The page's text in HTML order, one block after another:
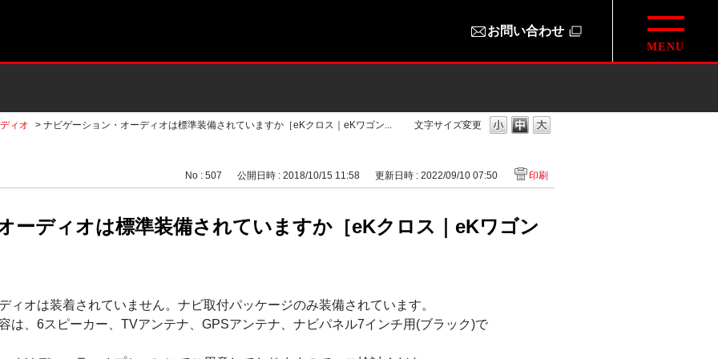
お問い合わせ
文字サイズ変更
ィオ > ナビゲーション・オーディオは標準装備されていますか［eKクロス｜eKワゴン...
No : 507 公開日時 : 2018/10/15 11:58 更新日時 : 2022/09/10 07:50 印刷
ーディオは標準装備されていますか［eKクロス｜eKワゴン
ィオは装着されていません。ナビ取付パッケージのみ装備されています。
は、6スピーカー、TVアンテナ、GPSアンテナ、ナビパネル7インチ用(ブラック)で